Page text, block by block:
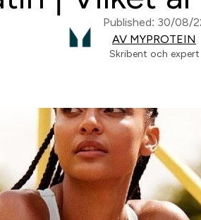
Published: 30/08/
AV MYPROTEIN
Skribent och expert